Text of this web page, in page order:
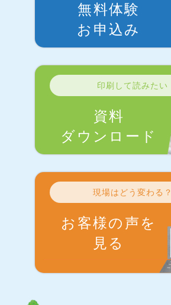
無料体験
お申込み
印刷して読みたい
資料
ダウンロード
現場はどう変わる？
お客様の声を
見る